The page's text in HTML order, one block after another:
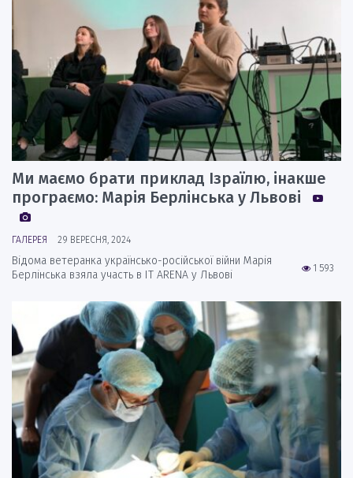
Ми маємо брати приклад Ізраїлю, інакше
програємо: Марія Берлінська у Львові
ГАЛЕРЕЯ 29 ВЕРЕСНЯ, 2024
1 593
Відома ветеранка українсько-російської війни Марія
Берлінська взяла участь в IT ARENA у Львові